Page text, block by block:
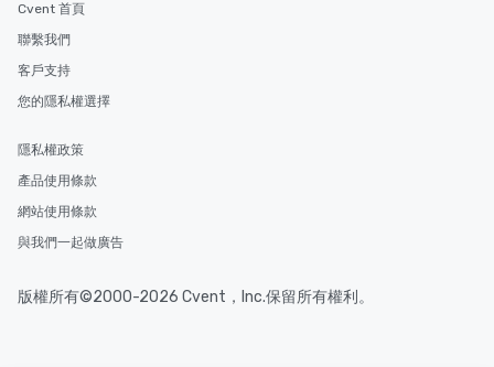
Cvent 首頁
聯繫我們
客戶支持
您的隱私權選擇
隱私權政策
產品使用條款
網站使用條款
與我們一起做廣告
版權所有©2000-2026 Cvent，Inc.保留所有權利。